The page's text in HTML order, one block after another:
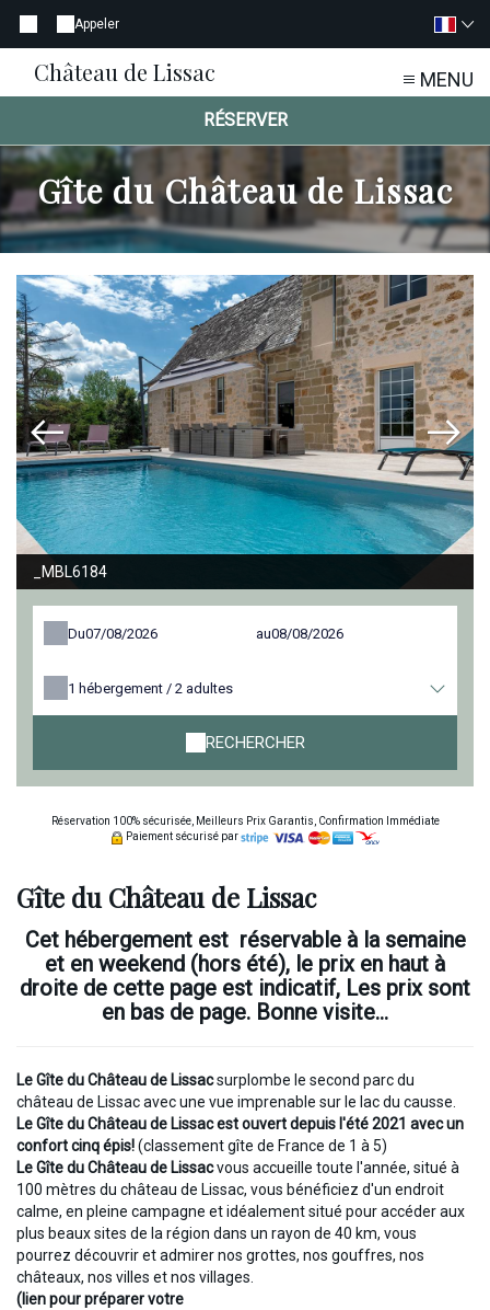
Appeler
Château de Lissac MENU
RÉSERVER
Gîte du Château de Lissac
_MBL6184
Du au
1 hébergement / 2 adultes
RECHERCHER
Réservation 100% sécurisée, Meilleurs Prix Garantis, Confirmation Immédiate
Paiement sécurisé par
Gîte du Château de Lissac
Cet hébergement est réservable à la semaine
et en weekend (hors été), le prix en haut à
droite de cette page est indicatif, Les prix sont
en bas de page. Bonne visite...
Le Gîte du Château de Lissacsurplombe le second parc du
château de Lissac avec une vue imprenable sur le lac du causse.
Le Gîte du Château de Lissac est ouvert depuis l'été 2021 avec un
confort cinq épis!(classement gîte de France de 1 à 5)
Le Gîte du Château de Lissacvous accueille toute l'année, situé à
100 mètres du château de Lissac, vous bénéficiez d'un endroit
calme, en pleine campagne et idéalement situé pour accéder aux
plus beaux sites de la région dans un rayon de 40 km, vous
pourrez découvrir et admirer nos grottes, nos gouffres, nos
châteaux, nos villes et nos villages.
(lien pour préparer votre